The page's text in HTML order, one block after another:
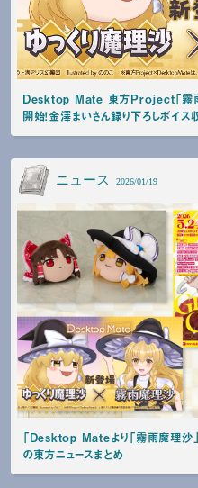
Desktop Mate 東方Project「霧雨
開始！金澤まいさん録り下ろしボイス
ニュース 2026/01/19
「Desktop Mateより「霧雨魔理沙」
の東方ニュースまとめ